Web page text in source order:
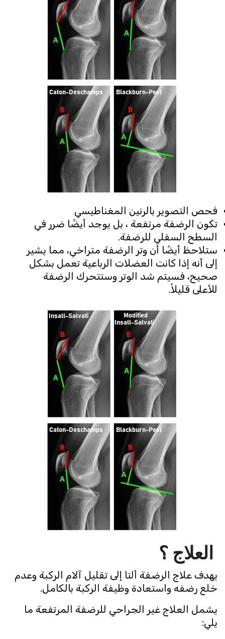
فحص التصوير بالرنين المغناطيسي
تكون الرضفة مرتفعة ، بل يوجد أيضًا ضرر في
السطح السفلي للرضفة.
ستلاحظ أيضًا أن وتر الرضفة متراخي، مما يشير
إلى أنه إذا كانت العضلات الرباعية تعمل بشكل
صحيح، فسيتم شد الوتر وستتحرك الرضفة
للأعلى قليلاً.
العلاج ؟
يهدف علاج الرضفة ألتا إلى تقليل آلام الركبة وعدم
خلع رضفه واستعادة وظيفة الركبة بالكامل.
يشمل العلاج غير الجراحي للرضفة المرتفعة ما
يلي: